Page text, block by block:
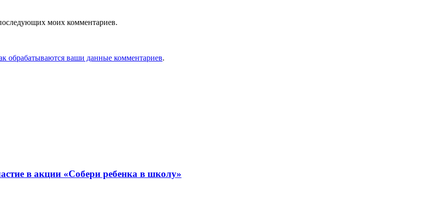
моих комментариев.
обрабатываются ваши данные комментариев.
в акции «Собери ребенка в школу»